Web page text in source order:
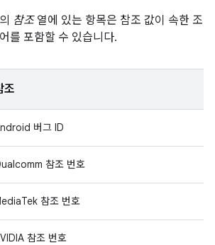
참조열에 있는 항목은 참조 값이 속한 조
를 포함할 수 있습니다.
조
버그 ID
참조 번호
참조 번호
참조 번호